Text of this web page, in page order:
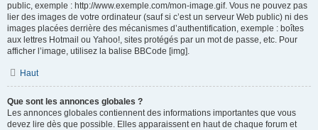
public, exemple : http://www.exemple.com/mon-image.gif. Vous ne pouvez pas
lier des images de votre ordinateur (sauf si c’est un serveur Web public) ni des
images placées derrière des mécanismes d’authentification, exemple : boîtes
aux lettres Hotmail ou Yahoo!, sites protégés par un mot de passe, etc. Pour
afficher l’image, utilisez la balise BBCode [img].
Haut
Que sont les annonces globales ?
Les annonces globales contiennent des informations importantes que vous
devez lire dès que possible. Elles apparaissent en haut de chaque forum et